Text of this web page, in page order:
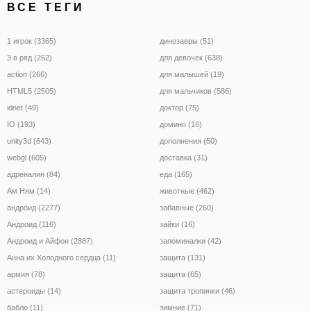
ВСЕ ТЕГИ
1 игрок (3365)
3 в ряд (262)
action (266)
HTML5 (2505)
idnet (49)
IO (193)
unity3d (643)
webgl (605)
адреналин (84)
Ам Ням (14)
андроид (2277)
Андроид (116)
Андроид и Айфон (2887)
Анна их Холодного сердца (11)
армия (78)
астероиды (14)
бабло (11)
динозавры (51)
для девочек (638)
для малышей (19)
для мальчиков (586)
доктор (75)
домино (16)
дополнения (50)
доставка (31)
еда (165)
животные (462)
забавные (260)
зайки (16)
запоминалки (42)
защита (131)
защита (65)
защита тропинки (46)
зимние (71)